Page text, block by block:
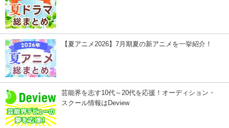
【夏アニメ2026】7月期夏の新アニメを一挙紹介！
芸能界を志す10代～20代を応援！オーディション・
スクール情報はDeview